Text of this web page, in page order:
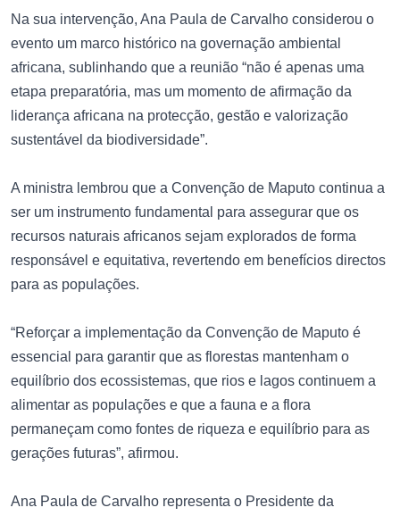
Na sua intervenção, Ana Paula de Carvalho considerou o
evento um marco histórico na governação ambiental
africana, sublinhando que a reunião “não é apenas uma
etapa preparatória, mas um momento de afirmação da
liderança africana na protecção, gestão e valorização
sustentável da biodiversidade”.
A ministra lembrou que a Convenção de Maputo continua a
ser um instrumento fundamental para assegurar que os
recursos naturais africanos sejam explorados de forma
responsável e equitativa, revertendo em benefícios directos
para as populações.
“Reforçar a implementação da Convenção de Maputo é
essencial para garantir que as florestas mantenham o
equilíbrio dos ecossistemas, que rios e lagos continuem a
alimentar as populações e que a fauna e a flora
permaneçam como fontes de riqueza e equilíbrio para as
gerações futuras”, afirmou.
Ana Paula de Carvalho representa o Presidente da